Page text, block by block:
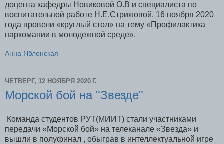
доцента кафедры Новиковой О.В и специалиста по
воспитательной работе Н.Е.Стрижовой, 16 ноября 2020
года провели «круглый стол» на тему «Профилактика
наркомании в молодежной среде».
Анна Яблонская
ЧЕТВЕРГ, 12 НОЯБРЯ 2020 Г.
Морской бой на "Звезде"
Команда студентов РУТ(МИИТ) стали участниками
передачи «Морской бой» на телеканале «Звезда» и
вышли в полуфинал , обыграв в интеллектуальной игре